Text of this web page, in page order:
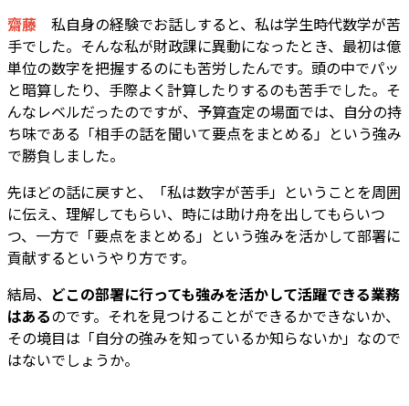
齋藤 私自身の経験でお話しすると、私は学生時代数学が苦
手でした。そんな私が財政課に異動になったとき、最初は億
単位の数字を把握するのにも苦労したんです。頭の中でパッ
と暗算したり、手際よく計算したりするのも苦手でした。そ
んなレベルだったのですが、予算査定の場面では、自分の持
ち味である「相手の話を聞いて要点をまとめる」という強み
で勝負しました。
先ほどの話に戻すと、「私は数字が苦手」ということを周囲
に伝え、理解してもらい、時には助け舟を出してもらいつ
つ、一方で「要点をまとめる」という強みを活かして部署に
貢献するというやり方です。
結局、 どこの部署に行っても強みを活かして活躍できる業務
はあるのです。それを見つけることができるかできないか、
その境目は「自分の強みを知っているか知らないか」なので
はないでしょうか。